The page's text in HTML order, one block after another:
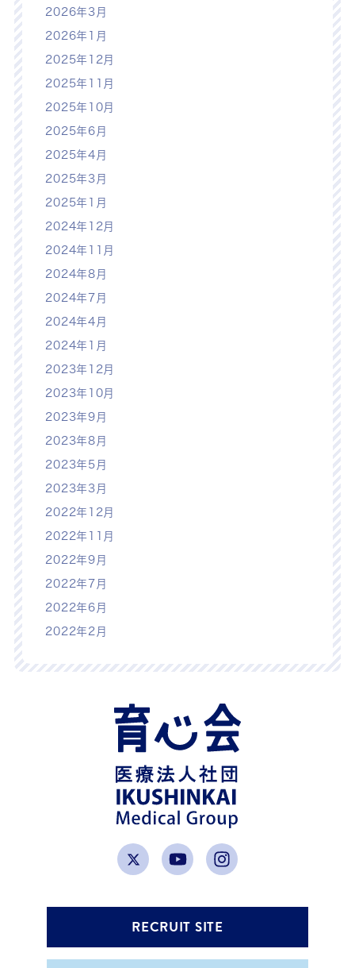
2026年3月
2026年1月
2025年12月
2025年11月
2025年10月
2025年6月
2025年4月
2025年3月
2025年1月
2024年12月
2024年11月
2024年8月
2024年7月
2024年4月
2024年1月
2023年12月
2023年10月
2023年9月
2023年8月
2023年5月
2023年3月
2022年12月
2022年11月
2022年9月
2022年7月
2022年6月
2022年2月
RECRUIT SITE